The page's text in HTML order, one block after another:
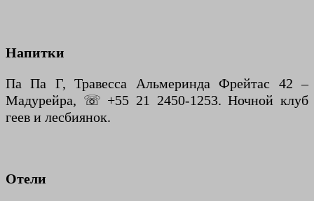
Напитки
Па Па Г, Травесса Альмеринда Фрейтас 42 –
Мадурейра, ☏ +55 21 2450-1253. Ночной клуб
геев и лесбиянок.
Отели